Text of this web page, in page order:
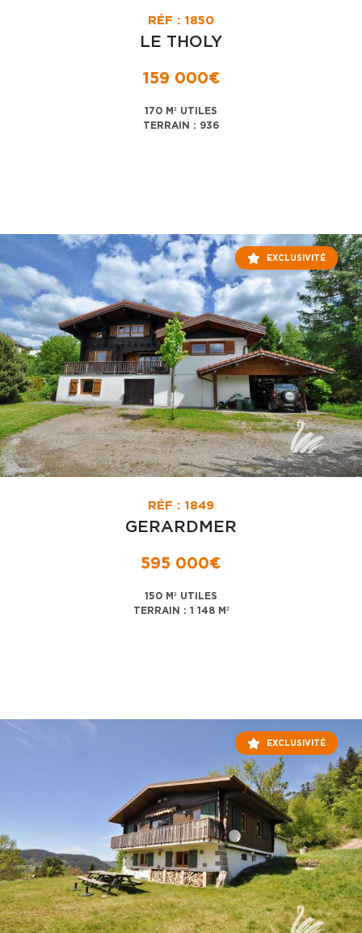
RÉF : 1850
LE THOLY
159 000€
170 M² UTILES
TERRAIN : 936
EXCLUSIVITÉ
RÉF : 1849
GERARDMER
595 000€
150 M² UTILES
TERRAIN : 1 148 M²
EXCLUSIVITÉ